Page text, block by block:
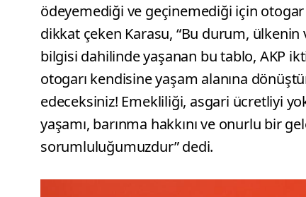
ödeyemediği ve geçinemediği için
dikkat çeken Karasu, “Bu durum, ülkenin
bilgisi dahilinde yaşanan bu tablo, AKP
otogarı kendisine yaşam alanına
edeceksiniz! Emekliliği, asgari ücretliyi
yaşamı, barınma hakkını ve onurlu bir
sorumluluğumuzdur” dedi.